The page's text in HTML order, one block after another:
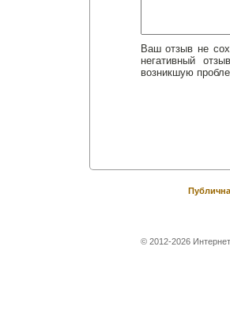
Ваш отзыв не
негативный
возникшую
© 2012-2026